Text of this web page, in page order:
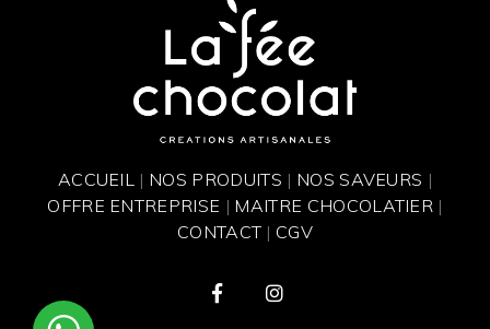
ACCUEIL | NOS PRODUITS | NOS SAVEURS |
OFFRE ENTREPRISE | MAITRE CHOCOLATIER |
CONTACT | CGV